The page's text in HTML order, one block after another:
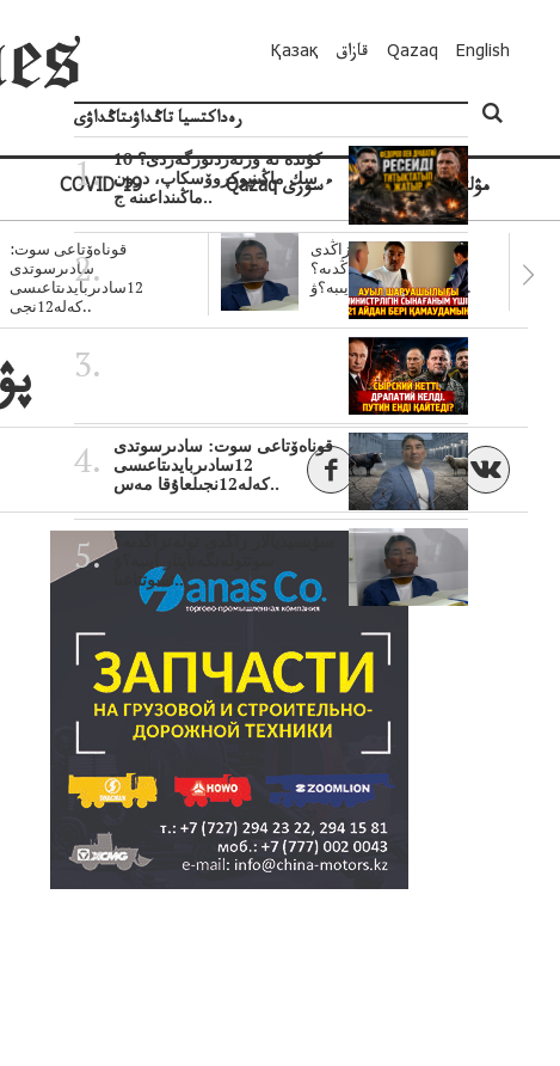
Қазақ قازاق Qazaq English
COVID-19 Qazaq ءسوزى مۋلتيمەديا
قوناەۆتاعى سوت:
سادىرسوتدى
12سادىربايدىتاعىسى
كەلە12نجى..
سۋبسيديالار زاڭدى
تولەنزاڭدىە؟
سوتتولەنگەناپتار ايىبە؟ۋ..
رەداكتسيا تاڭداۋىتاڭداۋى
10 كۇندە نە وزنەردىوزگەردى؟
سك ماڭىنپوكروۆسكاپ، درون
ماڭىنداعىنە ج..
قوناەۆتاعى سوت: سادىرسوتدى
12سادىربايدىتاعىسى
كەلە12نجىلعاۇقا مەس..
سۋبسيديالار زاڭدى تولەنزاڭدىە؟
تسوتتاعىا..